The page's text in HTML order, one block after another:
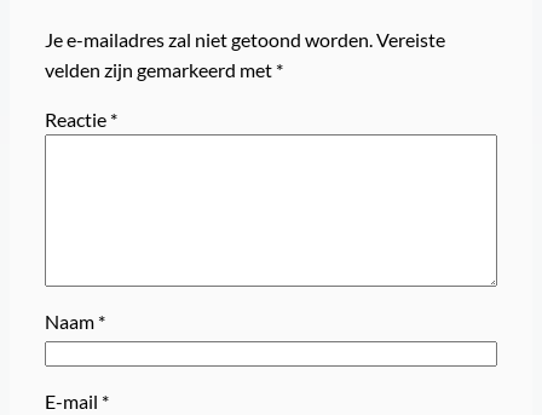
Je e-mailadres zal niet getoond worden. Vereiste
velden zijn gemarkeerd met *
Reactie *
Naam *
E-mail *